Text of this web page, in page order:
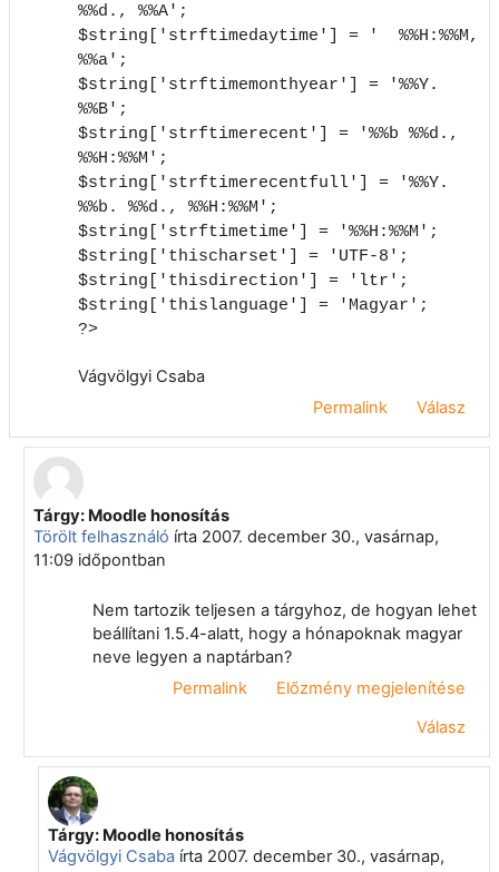
%%d., %%A';
$string['strftimedaytime'] = ' %%H:%%M,
%%a';
$string['strftimemonthyear'] = '%%Y.
%%B';
$string['strftimerecent'] = '%%b %%d.,
%%H:%%M';
$string['strftimerecentfull'] = '%%Y.
%%b. %%d., %%H:%%M';
$string['strftimetime'] = '%%H:%%M';
$string['thischarset'] = 'UTF-8';
$string['thisdirection'] = 'ltr';
$string['thislanguage'] = 'Magyar';
?>
Vágvölgyi Csaba
Permalink
Válasz
Válasz erre: Vágvölgyi Csaba
Tárgy: Moodle honosítás
Törölt felhasználó írta 2007. december 30., vasárnap,
11:09időpontban
Nem tartozik teljesen a tárgyhoz, de hogyan lehet
beállítani 1.5.4-alatt, hogy a hónapoknak magyar
neve legyen a naptárban?
Permalink
Előzmény megjelenítése
Válasz
Válasz erre: Törölt felhasználó
Tárgy: Moodle honosítás
Vágvölgyi Csabaírta 2007. december 30., vasárnap,